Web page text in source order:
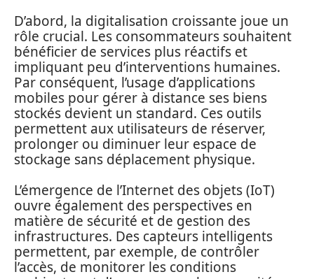
D’abord, la digitalisation croissante joue un
rôle crucial. Les consommateurs souhaitent
bénéficier de services plus réactifs et
impliquant peu d’interventions humaines.
Par conséquent, l’usage d’applications
mobiles pour gérer à distance ses biens
stockés devient un standard. Ces outils
permettent aux utilisateurs de réserver,
prolonger ou diminuer leur espace de
stockage sans déplacement physique.
L’émergence de l’Internet des objets (IoT)
ouvre également des perspectives en
matière de sécurité et de gestion des
infrastructures. Des capteurs intelligents
permettent, par exemple, de contrôler
l’accès, de monitorer les conditions